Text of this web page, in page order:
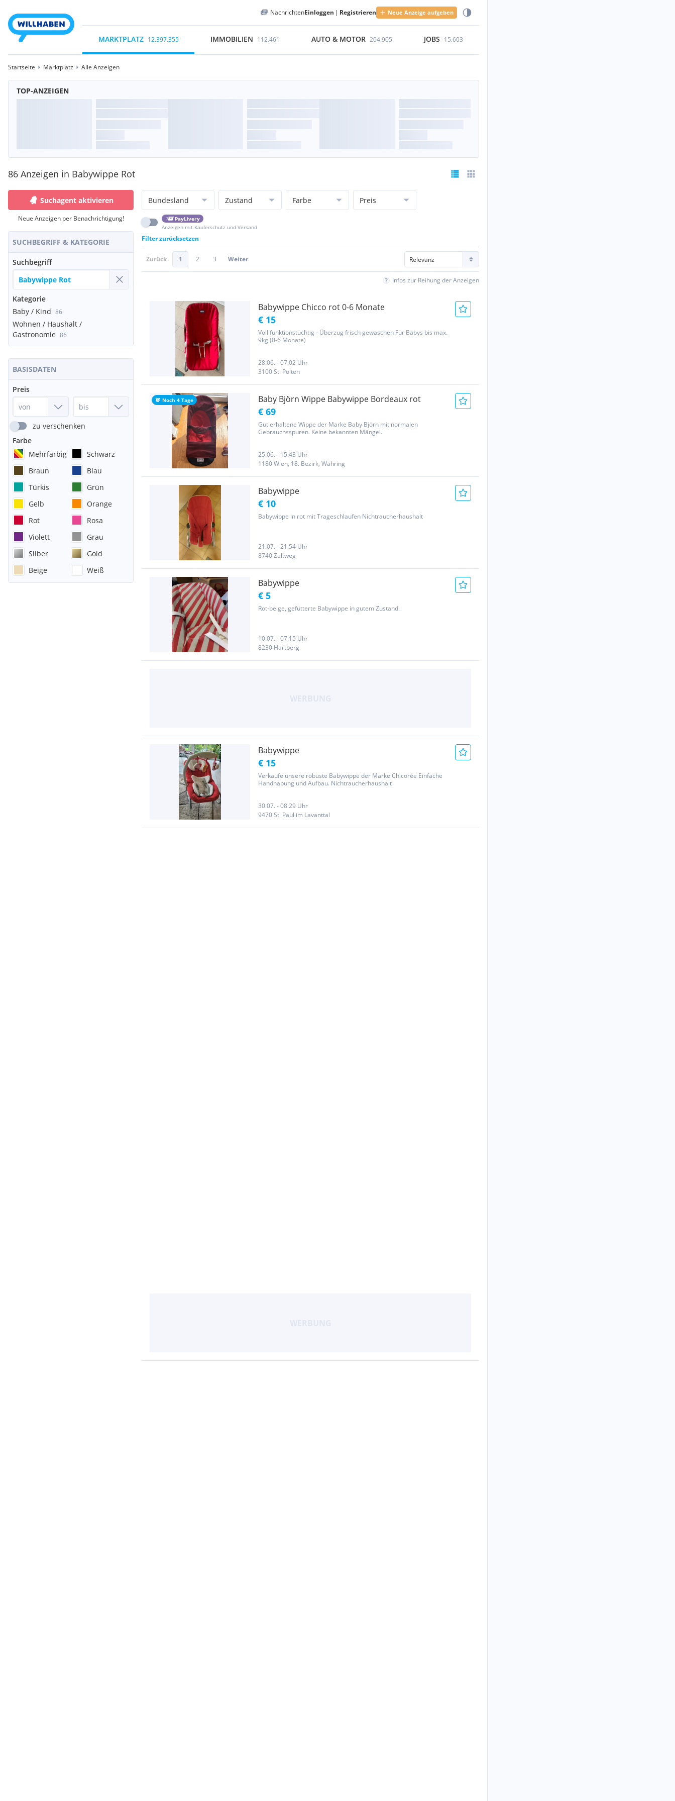
NachrichtenEinloggen | Registrieren Neue Anzeige aufgeben
MARKTPLATZ 12.397.355 IMMOBILIEN 112.461 AUTO & MOTOR 204.905 JOBS 15.603
Startseite Marktplatz Alle Anzeigen
TOP-ANZEIGEN
86 Anzeigen in Babywippe Rot
Suchagent aktivieren
Neue Anzeigen per Benachrichtigung!
SUCHBEGRIFF & KATEGORIE
Suchbegriff
Kategorie
Baby / Kind 86
Wohnen / Haushalt /
Gastronomie 86
BASISDATEN
Preis
zu verschenken
Farbe
Mehrfarbig
Schwarz
Braun
Blau
Türkis
Grün
Gelb
Orange
Rot
Rosa
Violett
Grau
Silber
Gold
Beige
Weiß
Bundesland Zustand Farbe Preis
PayLivery
Anzeigen mit Käuferschutz und Versand
Filter zurücksetzen
Zurück 1 2 3 Weiter
Infos zur Reihung der Anzeigen
Babywippe Chicco rot 0-6 Monate
€ 15
Voll funktionstüchtig - Überzug frisch gewaschen Für Babys bis max.
9kg (0-6 Monate)
28.06. - 07:02 Uhr
3100 St. Pölten
Noch 4 Tage Baby Björn Wippe Babywippe Bordeaux rot
€ 69
Gut erhaltene Wippe der Marke Baby Björn mit normalen
Gebrauchsspuren. Keine bekannten Mängel.
25.06. - 15:43 Uhr
1180 Wien, 18. Bezirk, Währing
Babywippe
€ 10
Babywippe in rot mit Trageschlaufen Nichtraucherhaushalt
21.07. - 21:54 Uhr
8740 Zeltweg
Babywippe
€ 5
Rot-beige, gefütterte Babywippe in gutem Zustand.
10.07. - 07:15 Uhr
8230 Hartberg
Babywippe
€ 15
Verkaufe unsere robuste Babywippe der Marke Chicorée Einfache
Handhabung und Aufbau. Nichtraucherhaushalt
30.07. - 08:29 Uhr
9470 St. Paul im Lavanttal